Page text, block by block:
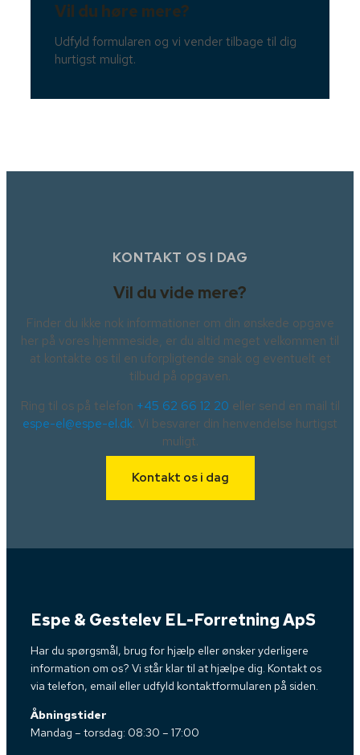
Vil du høre mere?
Udfyld formularen og vi vender tilbage til dig
hurtigst muligt.
KONTAKT OS I DAG
Vil du vide mere?
Finder du ikke nok informationer om din ønskede opgave
her på vores hjemmeside, er du altid meget velkommen til
at kontakte os til en uforpligtende snak og eventuelt et
tilbud på opgaven.
Ring til os på telefon +45 62 66 12 20 eller send en mail til
espe-el@espe-el.dk. Vi besvarer din henvendelse hurtigst
muligt.
Kontakt os i dag
Espe & Gestelev EL-Forretning ApS
Har du spørgsmål, brug for hjælp eller ønsker yderligere
information om os? Vi står klar til at hjælpe dig. Kontakt os
via telefon, email eller udfyld kontaktformularen på siden.
Åbningstider
Mandag – torsdag: 08:30 – 17:00